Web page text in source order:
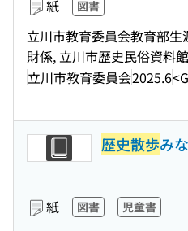
紙 図書
立川市教育委員会教育部
財係, 立川市歴史民俗資料
立川市教育委員会2025.6
歴史散歩み
紙 図書 児童書